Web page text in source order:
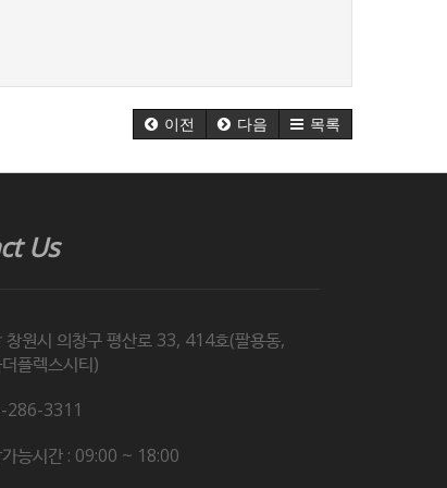
이전 다음 목록
Us
창원시 의창구 평산로 33, 414호(팔용동,
플렉스시티)
286-3311
능시간 : 09:00 ~ 18:00